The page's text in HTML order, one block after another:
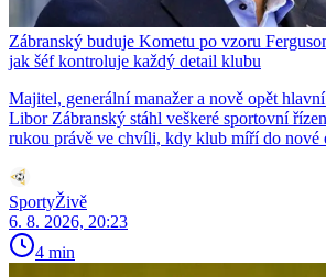
Zábranský buduje Kometu po vzoru
jak šéf kontroluje každý detail klubu
Majitel, generální manažer a nově opět
Libor Zábranský stáhl veškeré sportovní
rukou právě ve chvíli, kdy klub míří do nové
SportyŽivě
6. 8. 2026, 20:23
4 min